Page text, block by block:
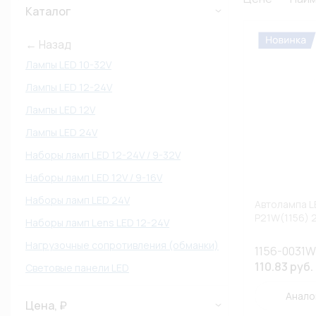
Каталог
← Назад
Лампы LED 10-32V
Лампы LED 12-24V
Лампы LED 12V
Лампы LED 24V
Наборы ламп LED 12-24V / 9-32V
Наборы ламп LED 12V / 9-16V
Наборы ламп LED 24V
Наборы ламп Lens LED 12-24V
Нагрузочные сопротивления (обманки)
Световые панели LED
Цена, ₽
1156-
110.83 руб.